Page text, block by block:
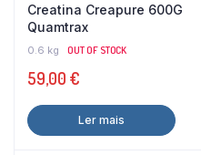
Creatina Creapure 600G
Quamtrax
0.6 kg OUT OF STOCK
59,00 €
Ler mais